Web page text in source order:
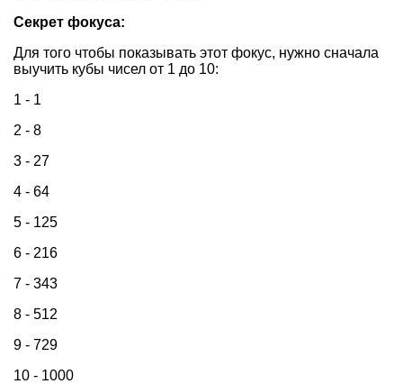
Секрет фокуса:
Для того чтобы показывать этот фокус, нужно сначала
выучить кубы чисел от 1 до 10:
1 - 1
2 - 8
3 - 27
4 - 64
5 - 125
6 - 216
7 - 343
8 - 512
9 - 729
10 - 1000